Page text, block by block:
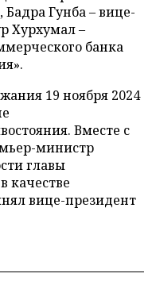
Гунба – вице-
Хурхумал –
банка
19 ноября 2024
Вместе с
министр
главы
качестве
вице-президент